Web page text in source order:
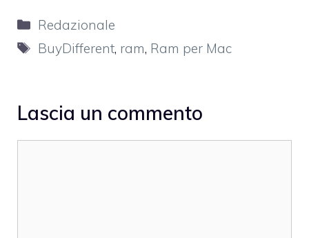
Categorie
Redazionale
Tag
BuyDifferent, ram, Ram per Mac
Lascia un commento